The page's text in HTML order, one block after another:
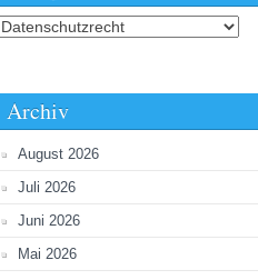
Kategorien
Archiv
August 2026
Juli 2026
Juni 2026
Mai 2026